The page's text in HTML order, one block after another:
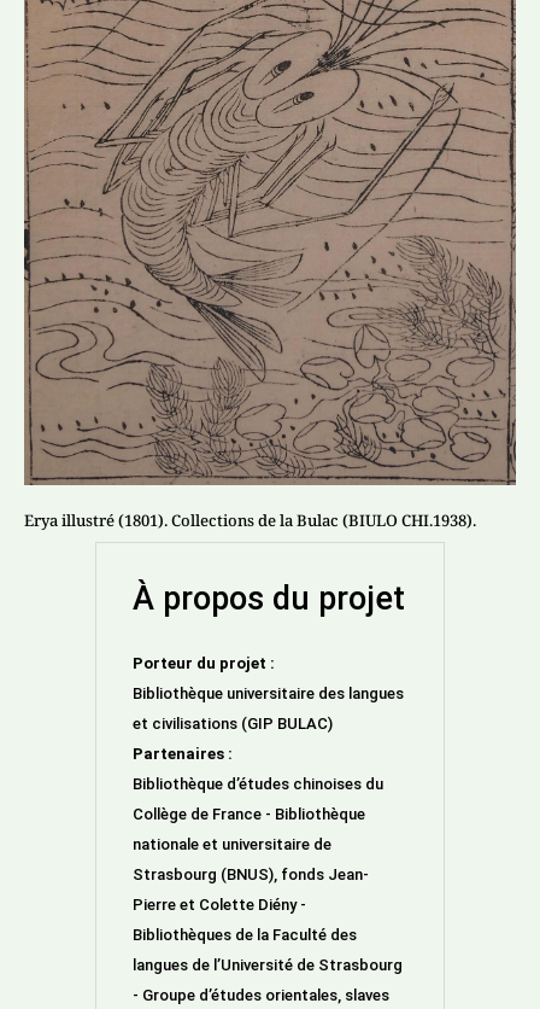
Erya illustré (1801). Collections de la Bulac (BIULO CHI.1938).
À propos du projet
Porteur du projet :
Bibliothèque universitaire des langues
et civilisations (GIP BULAC)
Partenaires :
Bibliothèque d’études chinoises du
Collège de France - Bibliothèque
nationale et universitaire de
Strasbourg (BNUS), fonds Jean-
Pierre et Colette Diény -
Bibliothèques de la Faculté des
langues de l’Université de Strasbourg
- Groupe d’études orientales, slaves